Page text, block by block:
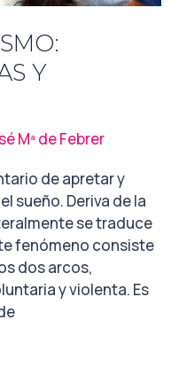
Y
Mª de Febrer
de apretar y
sueño. Deriva de la
se traduce
fenómeno consiste
dos arcos,
y violenta. Es